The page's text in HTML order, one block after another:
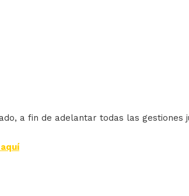
a fin de adelantar todas las gestiones